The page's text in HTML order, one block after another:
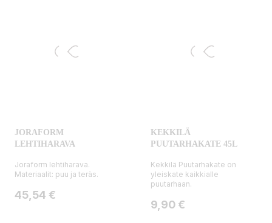
JORAFORM
LEHTIHARAVA
Joraform lehtiharava.
Materiaalit: puu ja teräs.
Hinta
45,54 €
KEKKILÄ
PUUTARHAKATE 45L
Kekkilä Puutarhakate on
yleiskate kaikkialle
puutarhaan.
Hinta
9,90 €